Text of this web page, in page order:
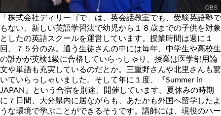
「株式会社ディリーゴで」は、英会話教室でも、受験英語塾で
もない、新しい英語学習法で幼児から１８歳までの子供を対象
としたの英語スクールを運営しています。授業時間は週に１
回、７５分のみ。通う生徒さんの中には毎年、中学生や高校生
の誰かが英検1級に合格していらっしゃり、授業は医学部用論
文や単語も充実しているのだとか。三重野さんや北里さんも驚
いていらっしゃいました。そして年に１度、『Summer in
JAPAN』という合宿を別途、開催しています。夏休みの時期
に７日間、大分県内に居ながらも、あたかも外国へ留学したよ
うな環境で学ぶことができるそうです。講師には、現役のハー